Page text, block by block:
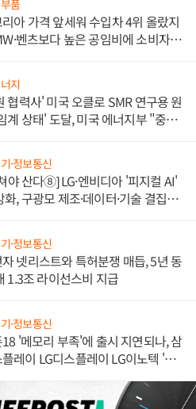
품
아 가격 앞세워 수입차 4위 올랐지
벤츠보다 높은 공임비에 소비자
지
협력사' 미국 오클로 SMR 연구용 원
계 상태' 도달, 미국 에너지부 "중요
·정보통신
야 산다⑧] LG·엔비디아 '피지컬 AI'
, 구광모 제조·데이터·기술 결집
·정보통신
넷리스트와 특허분쟁 매듭, 5년 동
1.3조 라이선스비 지급
·정보통신
'메모리 부족'에 출시 지연되나, 삼
레이 LG디스플레이 LG이노텍 '탈